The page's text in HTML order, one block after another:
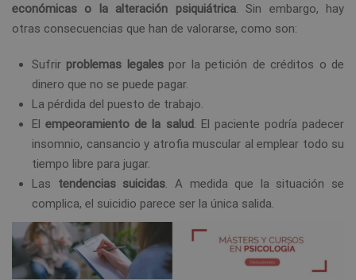
económicas o la alteración psiquiátrica. Sin embargo, hay
otras consecuencias que han de valorarse, como son:
Sufrir problemas legalespor la petición de créditos o de
dinero que no se puede pagar.
La pérdida del puesto de trabajo.
Elempeoramiento de la salud. El paciente podría padecer
insomnio, cansancio y atrofia muscular al emplear todo su
tiempo libre para jugar.
Las tendencias suicidas. A medida que la situación se
complica, el suicidio parece ser la única salida.